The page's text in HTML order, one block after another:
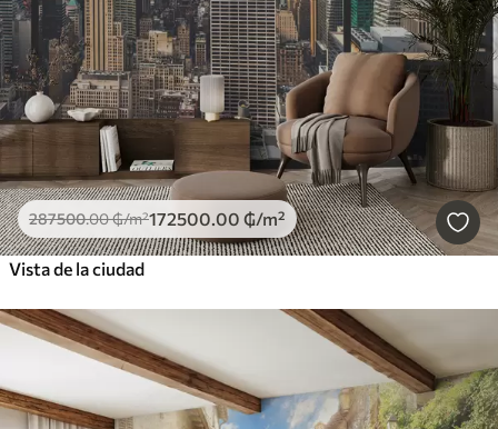
287500.00₲/m²172500 .00 ₲/m²
Vista de la ciudad